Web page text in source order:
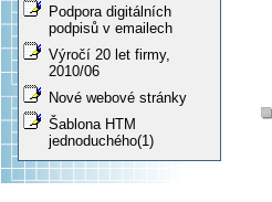
Podpora digitálních
podpisů v emailech
Výročí 20 let firmy,
2010/06
Nové webové stránky
Šablona HTM
jednoduchého(1)